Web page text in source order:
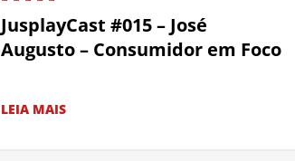
JusplayCast #015 – José
Augusto – Consumidor em Foco
LEIA MAIS